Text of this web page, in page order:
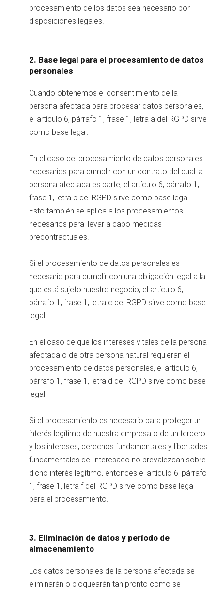
procesamiento de los datos sea necesario por
disposiciones legales.
2. Base legal para el procesamiento de datos
personales
Cuando obtenemos el consentimiento de la
persona afectada para procesar datos personales,
el artículo 6, párrafo 1, frase 1, letra a del RGPD sirve
como base legal.
En el caso del procesamiento de datos personales
necesarios para cumplir con un contrato del cual la
persona afectada es parte, el artículo 6, párrafo 1,
frase 1, letra b del RGPD sirve como base legal.
Esto también se aplica a los procesamientos
necesarios para llevar a cabo medidas
precontractuales.
Si el procesamiento de datos personales es
necesario para cumplir con una obligación legal a la
que está sujeto nuestro negocio, el artículo 6,
párrafo 1, frase 1, letra c del RGPD sirve como base
legal.
En el caso de que los intereses vitales de la persona
afectada o de otra persona natural requieran el
procesamiento de datos personales, el artículo 6,
párrafo 1, frase 1, letra d del RGPD sirve como base
legal.
Si el procesamiento es necesario para proteger un
interés legítimo de nuestra empresa o de un tercero
y los intereses, derechos fundamentales y libertades
fundamentales del interesado no prevalezcan sobre
dicho interés legítimo, entonces el artículo 6, párrafo
1, frase 1, letra f del RGPD sirve como base legal
para el procesamiento.
3. Eliminación de datos y período de
almacenamiento
Los datos personales de la persona afectada se
eliminarán o bloquearán tan pronto como se